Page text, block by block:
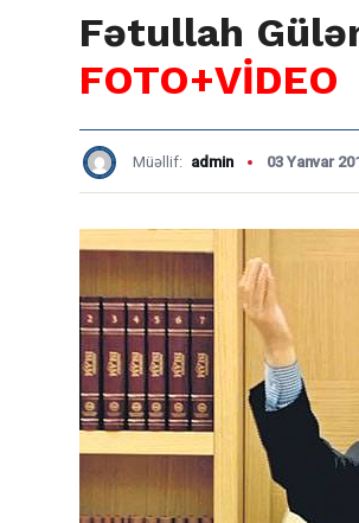
Fətullah
FOTO+VİDEO
Müəllif: admin 03 Yanvar